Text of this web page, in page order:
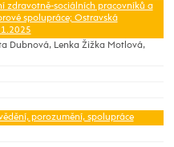
zdravotně-sociálních pracovníků a
spolupráce; Ostravská
Dubnová, Lenka Žižka Motlová,
porozumění, spolupráce